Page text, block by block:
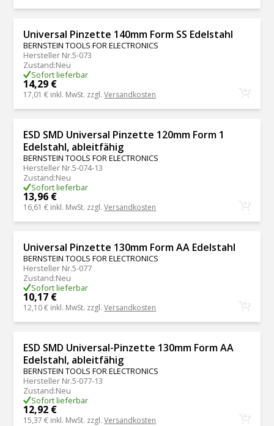
Universal Pinzette 140mm Form SS Edelstahl
BERNSTEIN TOOLS FOR ELECTRONICS
Hersteller Nr.5-073
Zustand:Neu
Sofort lieferbar
14,29 €
17,01 € inkl. MwSt. zzgl.Versandkosten
ESD SMD Universal Pinzette 120mm Form 1
Edelstahl, ableitfähig
BERNSTEIN TOOLS FOR ELECTRONICS
Hersteller Nr.5-074-13
Zustand:Neu
Sofort lieferbar
13,96 €
16,61 € inkl. MwSt. zzgl.Versandkosten
Universal Pinzette 130mm Form AA Edelstahl
BERNSTEIN TOOLS FOR ELECTRONICS
Hersteller Nr.5-077
Zustand:Neu
Sofort lieferbar
10,17 €
12,10 € inkl. MwSt. zzgl.Versandkosten
ESD SMD Universal-Pinzette 130mm Form AA
Edelstahl, ableitfähig
BERNSTEIN TOOLS FOR ELECTRONICS
Hersteller Nr.5-077-13
Zustand:Neu
Sofort lieferbar
12,92 €
15,37 € inkl. MwSt. zzgl.Versandkosten